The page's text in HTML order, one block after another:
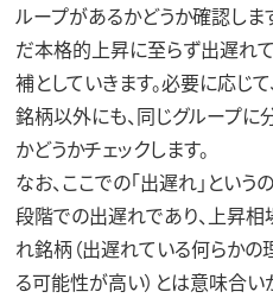
ループがあるかどうか確認しま
だ本格的上昇に至らず出遅れ
補としていきます。必要に応じ
銘柄以外にも、同じグループ
かどうかチェックします。
なお、ここでの「出遅れ」とい
段階での出遅れであり、上昇
れ銘柄（出遅れている何らかの
る可能性が高い）とは意味合